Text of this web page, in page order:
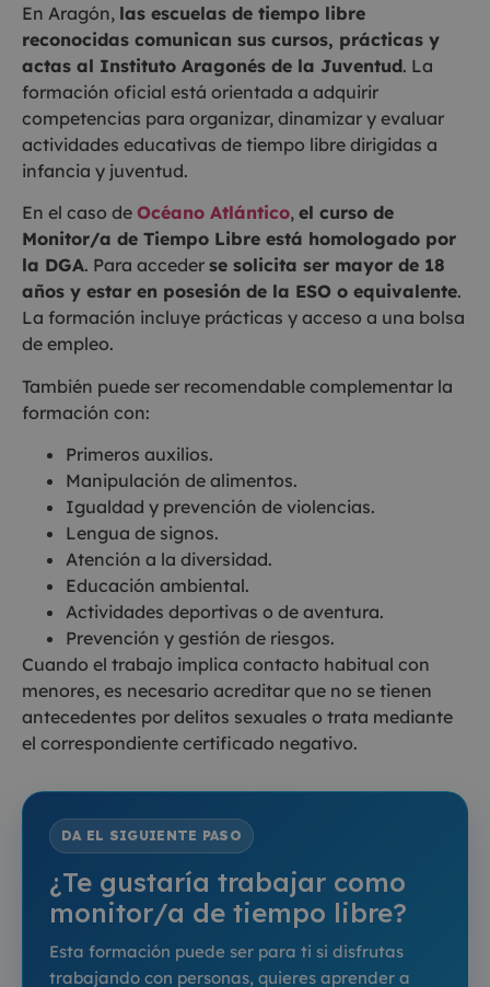
En Aragón, las escuelas de tiempo libre
reconocidas comunican sus cursos, prácticas y
actas al Instituto Aragonés de la Juventud. La
formación oficial está orientada a adquirir
competencias para organizar, dinamizar y evaluar
actividades educativas de tiempo libre dirigidas a
infancia y juventud.
En el caso de Océano Atlántico, el curso de
Monitor/a de Tiempo Libre está homologado por
la DGA. Para acceder se solicita ser mayor de 18
años y estar en posesión de la ESO o equivalente.
La formación incluye prácticas y acceso a una bolsa
de empleo.
También puede ser recomendable complementar la
formación con:
Primeros auxilios.
Manipulación de alimentos.
Igualdad y prevención de violencias.
Lengua de signos.
Atención a la diversidad.
Educación ambiental.
Actividades deportivas o de aventura.
Prevención y gestión de riesgos.
Cuando el trabajo implica contacto habitual con
menores, es necesario acreditar que no se tienen
antecedentes por delitos sexuales o trata mediante
el correspondiente certificado negativo.
DA EL SIGUIENTE PASO
¿Te gustaría trabajar como
monitor/a de tiempo libre?
Esta formación puede ser para ti si disfrutas
trabajando con personas, quieres aprender a